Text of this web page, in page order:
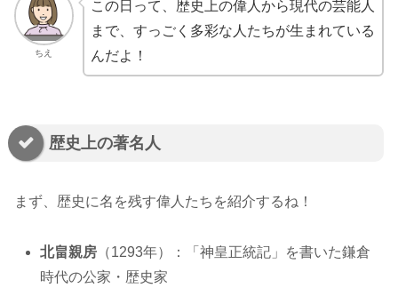
ちえ
この日って、歴史上の偉人から現代の芸能人
まで、すっごく多彩な人たちが生まれている
んだよ！
歴史上の著名人
まず、歴史に名を残す偉人たちを紹介するね！
北畠親房 （1293年）：「神皇正統記」を書いた鎌倉
時代の公家・歴史家